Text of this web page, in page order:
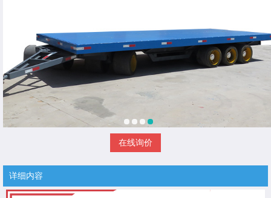
在线询价
详细内容